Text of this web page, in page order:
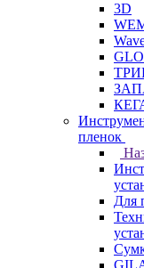
3D
пленок
Для